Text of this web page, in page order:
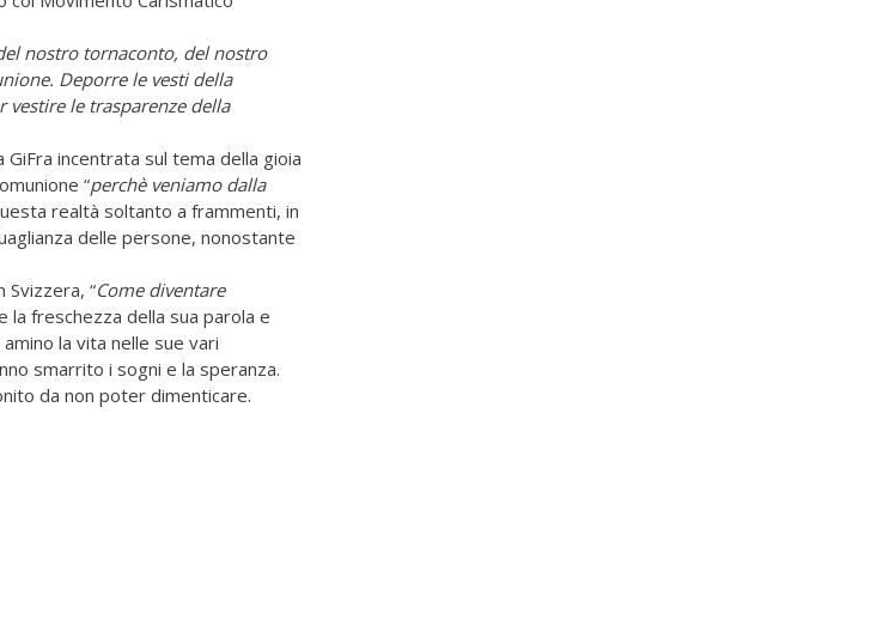
nostro tornaconto, del nostro
Deporre le vesti della
vestire le trasparenze della
incentrata sul tema della gioia
“perchè veniamo dalla
realtà soltanto a frammenti, in
delle persone, nonostante
Svizzera, “Come diventare
la freschezza della sua parola e
la vita nelle sue vari
smarrito i sogni e la speranza.
da non poter dimenticare.